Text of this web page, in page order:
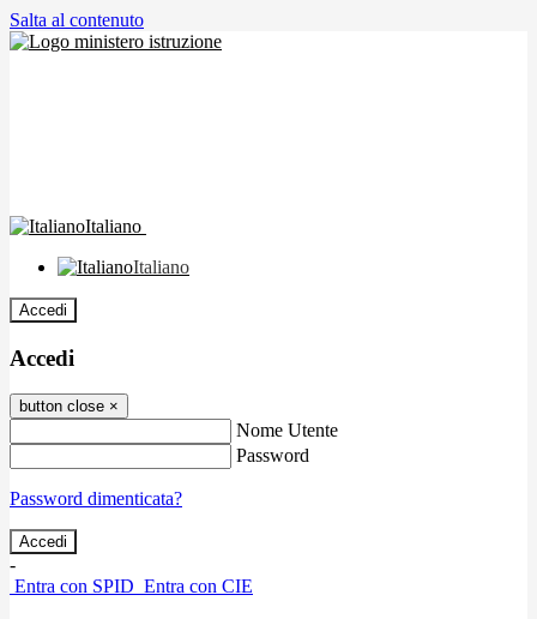
Salta al contenuto
Italiano
Italiano
Accedi
Accedi
button close ×
Nome Utente
Password
Password dimenticata?
-
Entra con SPID Entra con CIE